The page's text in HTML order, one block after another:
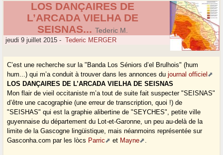
LOS DANÇAIRES DE
L’ARCADA VIELHA DE
SEISNAS... Tederic M.
jeudi 9 juillet 2015 - Tederic MERGER
C’est une recherche sur la "Banda Los Séniors d’el Brulhois" (hum
hum...) qui m’a conduit à trouver dans les annonces dujournal officiel
LOS DANÇAIRES DE L’ARCADA VIELHA DE SEISNAS
Mon flair de vieil occitaniste m’a tout de suite fait suspecter "SEISNAS"
d’être une cacographie (une erreur de transcription, quoi !) de
"SEISHAS" qui est la graphie alibertine de "SEYCHES", petite ville
guyennaise du département du Lot-et-Garonne, un peu au-delà de la
limite de la Gascogne lingüistique, mais néanmoins représentée sur
Gasconha.com par les lòcs Parric et Mayne .